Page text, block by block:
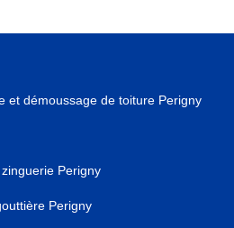
et démoussage de toiture Perigny
Perigny
Perigny